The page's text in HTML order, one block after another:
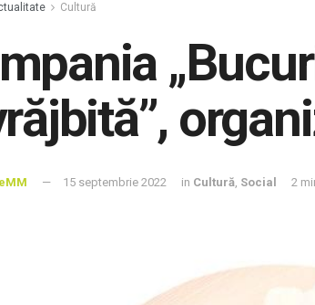
Cultură
eMM 15 septembrie 2022 in Cultură, Social 2